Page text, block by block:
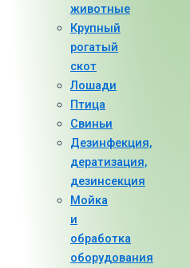
животные
Крупный
рогатый
скот
Лошади
Птица
Свиньи
Дезинфекция,
дератизация,
дезинсекция
Мойка
и
обработка
оборудования